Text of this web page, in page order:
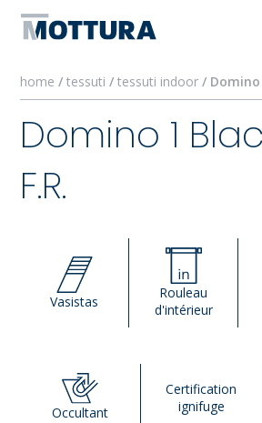
home /tessuti/tessuti indoor/ Domino
Domino 1
F.R.
Vasistas
Rouleau
d'intérieur
Occultant
Certification
ignifuge